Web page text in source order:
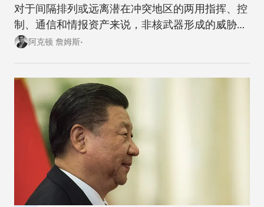
对于间隔排列或远离潜在冲突地区的两用指挥、控
制、通信和情报资产来说，非核武器形成的威胁越
来越大。
阿克顿 詹姆斯•